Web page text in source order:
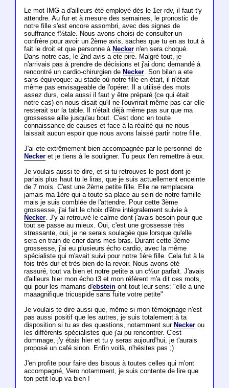
Le mot IMG a d'ailleurs été employé dès le 1er rdv, il faut t'y
attendre. Au fur et à mesure des semaines, le pronostic de
notre fille s'est encore assombri, avec des signes de
souffrance f½tale. Nous avons choisi de consulter un
confrère pour avoir un 2ème avis, saches que tu en as tout à
fait le droit et que personne à Neckern'en sera choqué.
Dans notre cas, le 2nd avis a ete pire. Malgré tout, je
n'arrivais pas à prendre de décisions et j'ai donc demandé à
rencontré un cardio-chirurgien de Necker. Son bilan a ete
sans équivoque: au stade où notre fille en était, il n'était
même pas envisageable de l'opérer. Il a utilisé des mots
assez durs, cela aussi il faut y être préparé (ce qui était
notre cas) en nous disait qu'il ne l'ouvrirait même pas car elle
resterait sur la table. Il n'était déjà même pas sur que ma
grossesse aille jusqu'au bout. C'est donc en toute
connaissance de causes et face à la réalité qui ne nous
laissait aucun espoir que nous avons laissé partir notre fille.
J'ai ete extrêmement bien accompagnée par le personnel de
Neckeret je tiens à le souligner. Tu peux t'en remettre à eux.
Je voulais aussi te dire, et si tu retrouves le post dont je
parlais plus haut tu le liras, que je suis actuellement enceinte
de 7 mois. C'est une 2ème petite fille. Elle ne remplacera
jamais ma 1ère qui a toute sa place au sein de notre famille
mais je suis comblée de l'attendre. Pour cette 3ème
grossesse, j'ai fait le choix d'être intégralement suivie à
Necker. J'y ai retrouvé le calme dont j'avais besoin pour que
tout se passe au mieux. Oui, c'est une grossesse très
stressante, oui, je ne serais soulagée que lorsque qu'elle
sera en train de crier dans mes bras. Durant cette 3ème
grossesse, j'ai eu plusieurs écho cardio, avec la même
spécialiste qui m'avait suivi pour notre 1ère fille. Cela fut à la
fois très dur et très bien de la revoir. Nous avons été
rassuré, tout va bien et notre petite a un c½ur parfait. J'avais
d'ailleurs hier mon écho t3 et mon référent m'a dit ces mots,
qui pour les mamans d'ebsteinont tout leur sens: "elle a une
maaagnifique tricuspide sans fuite votre petite"
Je voulais te dire aussi que, même si mon témoignage n'est
pas aussi positif que les autres, je suis totalement à ta
disposition si tu as des questions, notamment sur Neckerou
les différents spécialistes que j'ai pu rencontrer. C'est
dommage, j'y étais hier et tu y seras aujourd'hui, je t'aurais
proposé un café sinon. Enfin voilà, n'hésites pas ;)
J'en profite pour faire des bisous à toutes celles qui m'ont
accompagné, Vero notamment, je suis contente de lire que
ton petit loup va bien !